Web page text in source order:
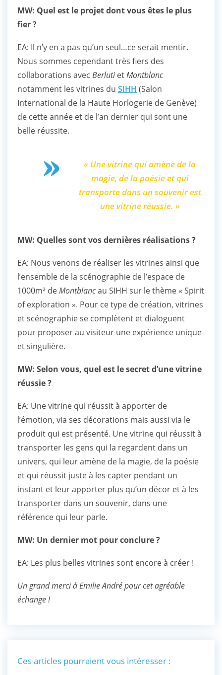
MW: Quel est le projet dont vous êtes le plus
fier ?
EA: Il n’y en a pas qu’un seul…ce serait mentir.
Nous sommes cependant très fiers des
collaborations avec BerlutietMontblanc
notamment les vitrines du SIHH (Salon
International de la Haute Horlogerie de Genève)
de cette année et de l’an dernier qui sont une
belle réussite.
« Une vitrine qui amène de la
magie, de la poésie et qui
transporte dans un souvenir est
une vitrine réussie. »
MW: Quelles sont vos dernières réalisations ?
EA: Nous venons de réaliser les vitrines ainsi que
l’ensemble de la scénographie de l’espace de
1000m² deMontblancau SIHH sur le thème « Spirit
of exploration ». Pour ce type de création, vitrines
et scénographie se complètent et dialoguent
pour proposer au visiteur une expérience unique
et singulière.
MW: Selon vous, quel est le secret d’une vitrine
réussie ?
EA: Une vitrine qui réussit à apporter de
l’émotion, via ses décorations mais aussi via le
produit qui est présenté. Une vitrine qui réussit à
transporter les gens qui la regardent dans un
univers, qui leur amène de la magie, de la poésie
et qui réussit juste à les capter pendant un
instant et leur apporter plus qu’un décor et à les
transporter dans un souvenir, dans une
référence qui leur parle.
MW: Un dernier mot pour conclure ?
EA: Les plus belles vitrines sont encore à créer !
Un grand merci à Emilie André pour cet agréable
échange !
Ces articles pourraient vous intéresser :